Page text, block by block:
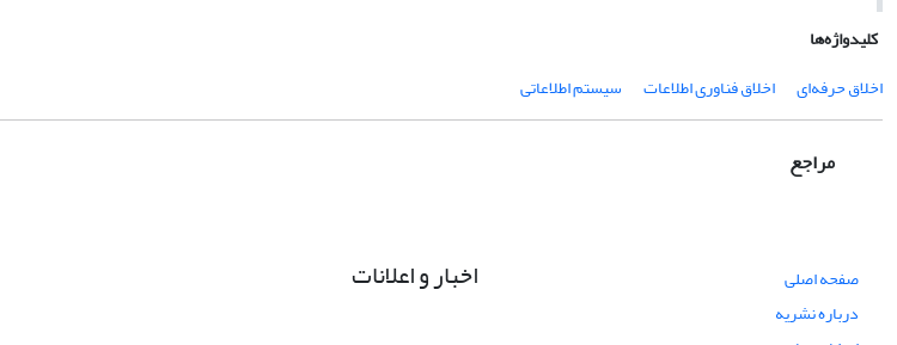
کلیدواژه‌ها
اخلاق حرفه‌ای
اخلاق فناوری اطلاعات سیستم اطلاعاتی
مراجع
صفحه اصلی
درباره نشریه
اخبار و اعلانات